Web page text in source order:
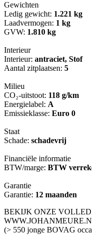
Gewichten
Ledig gewicht: 1.221 kg
Laadvermogen: 1 kg
GVW: 1.810 kg
Interieur
Interieur: antraciet, Stof
Aantal zitplaatsen: 5
Milieu
CO₂-uitstoot: 118 g/km
Energielabel: A
Emissieklasse: Euro 0
Staat
Schade: schadevrij
Financiële informatie
BTW/marge: BTW
Garantie
Garantie: 12 maanden
BEKIJK ONZE
(> 550 jonge BOVAG